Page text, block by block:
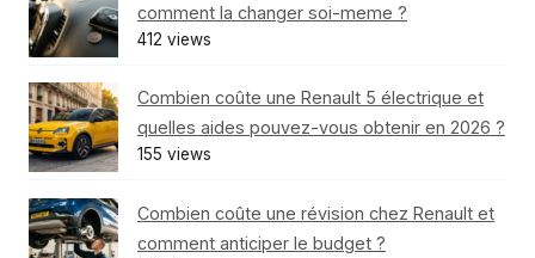
comment la changer soi-meme ?
412 views
Combien coûte une Renault 5 électrique et
quelles aides pouvez-vous obtenir en 2026 ?
155 views
Combien coûte une révision chez Renault et
comment anticiper le budget ?